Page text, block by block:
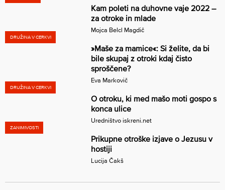
Kam poleti na duhovne vaje 2022 –
za otroke in mlade
Mojca Belcl Magdič
DRUŽINA V CERKVI
»Maše za mamice«: Si želite, da bi
bile skupaj z otroki kdaj čisto
sproščene?
Eva Markovič
DRUŽINA V CERKVI
O otroku, ki med mašo moti gospo s
konca ulice
Uredništvo iskreni.net
ZANIMIVOSTI
Prikupne otroške izjave o Jezusu v
hostiji
Lucija Čakš